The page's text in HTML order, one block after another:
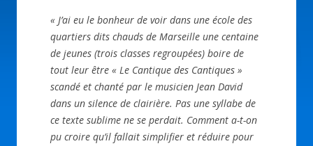
e
b
o
o
k
k
e
dI
n
at
s
A
p
p
e
sk
y
ai
l
ta
g
er
« J’ai eu le bonheur de voir dans une école des
quartiers dits chauds de Marseille une centaine
de jeunes (trois classes regroupées) boire de
tout leur être « Le Cantique des Cantiques »
scandé et chanté par le musicien Jean David
dans un silence de clairière. Pas une syllabe de
ce texte sublime ne se perdait. Comment a-t-on
pu croire qu’il fallait simplifier et réduire pour